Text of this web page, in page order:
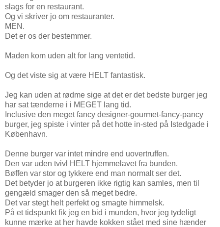
slags for en restaurant.
Og vi skriver jo om restauranter.
MEN.
Det er os der bestemmer.
Maden kom uden alt for lang ventetid.
Og det viste sig at være HELT fantastisk.
Jeg kan uden at rødme sige at det er det bedste burger jeg
har sat tænderne i i MEGET lang tid.
Inclusive den meget fancy designer-gourmet-fancy-pancy
burger, jeg spiste i vinter på det hotte in-sted på Istedgade i
København.
Denne burger var intet mindre end uovertruffen.
Den var uden tvivl HELT hjemmelavet fra bunden.
Bøffen var stor og tykkere end man normalt ser det.
Det betyder jo at burgeren ikke rigtig kan samles, men til
gengæld smager den så meget bedre.
Det var stegt helt perfekt og smagte himmelsk.
På et tidspunkt fik jeg en bid i munden, hvor jeg tydeligt
kunne mærke at her havde kokken stået med sine hænder